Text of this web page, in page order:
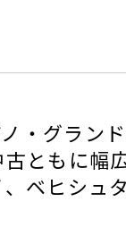
・グラン
ともに幅
ベヒシュ